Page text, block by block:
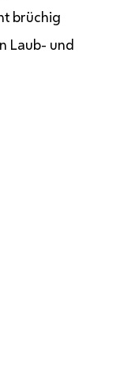
brüchig
Laub- und